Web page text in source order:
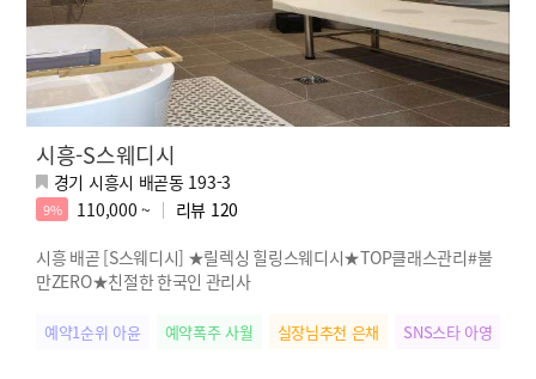
시흥-S스웨디시
경기 시흥시 배곧동 193-3
9% 110,000 ~ 리뷰 120
시흥 배곧 [S스웨디시] ★릴렉싱 힐링스웨디시★TOP클래스관리#불
만ZERO★친절한 한국인 관리사
예약1순위 아윤 예약폭주 사월 실장님추천 은채 SNS스타 아영